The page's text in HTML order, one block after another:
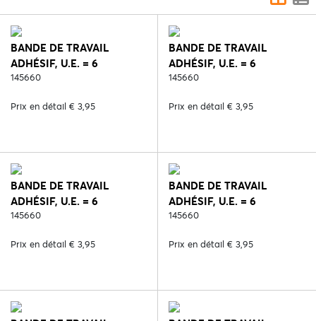
BANDE DE TRAVAIL
ADHÉSIF, U.E. = 6
PCS/COULEUR - 2. NOIR
145660
Prix en détail € 3,95
BANDE DE TRAVAIL
ADHÉSIF, U.E. = 6
PCS/COULEUR - 4. JAUNE
145660
Prix en détail € 3,95
BANDE DE TRAVAIL
ADHÉSIF, U.E. = 6
PCS/COULEUR - 6. BLEU
145660
Prix en détail € 3,95
BANDE DE TRAVAIL
ADHÉSIF, U.E. = 6
PCS/COULEUR - 7. VERT
145660
Prix en détail € 3,95